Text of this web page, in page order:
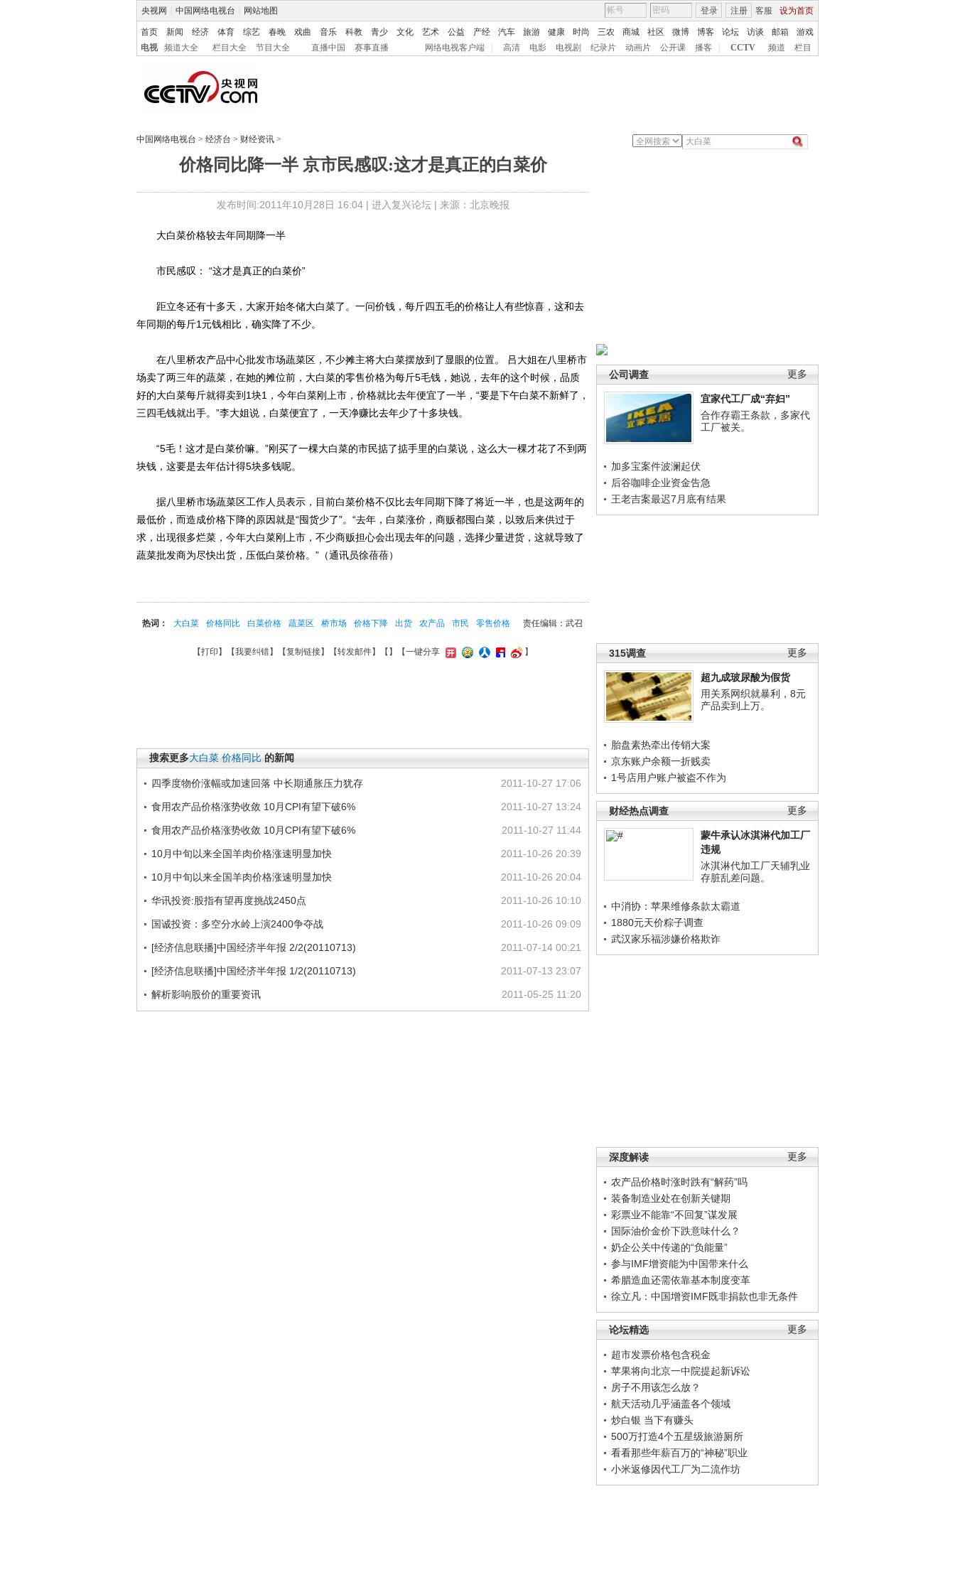
央视网 中国网络电视台 网站地图 客服 设为首页
登录 注册
首页 新闻 经济 体育 综艺 春晚 戏曲 音乐 科教 青少 文化 艺术 公益 产经 汽车 旅游 健康 时尚 三农 商城 社区 微博 博客 论坛 访谈 邮箱
游戏
电视
频道大全 栏目大全 节目大全 直播中国 赛事直播 网络电视客户端 高清 电影 电视剧 纪录片 动画片 公开课 播客 CCTV 频道 栏目
中国网络电视台 > 经济台 > 财经资讯 >
价格同比降一半 京市民感叹:这才是真正的白菜价
发布时间:2011年10月28日 16:04 | 进入复兴论坛| 来源：北京晚报
更多
公司调查
宜家代工厂成“弃妇”
合作存霸王条款，多家代
工厂被关。
加多宝案件波澜起伏
后谷咖啡企业资金告急
王老吉案最迟7月底有结果
更多
315调查
超九成玻尿酸为假货
用关系网织就暴利，8元
产品卖到上万。
胎盘素热牵出传销大案
京东账户余额一折贱卖
1号店用户账户被盗不作为
更多
财经热点调查
蒙牛承认冰淇淋代加工厂
违规
冰淇淋代加工厂天辅乳业
存脏乱差问题。
中消协：苹果维修条款太霸道
1880元天价粽子调查
武汉家乐福涉嫌价格欺诈
更多
深度解读
农产品价格时涨时跌有“解药”吗
装备制造业处在创新关键期
彩票业不能靠“不回复”谋发展
国际油价金价下跌意味什么？
奶企公关中传递的“负能量”
参与IMF增资能为中国带来什么
希腊造血还需依靠基本制度变革
徐立凡：中国增资IMF既非捐款也非无条件
更多
论坛精选
超市发票价格包含税金
苹果将向北京一中院提起新诉讼
房子不用该怎么放？
航天活动几乎涵盖各个领域
炒白银 当下有赚头
500万打造4个五星级旅游厕所
看看那些年薪百万的“神秘”职业
小米返修因代工厂为二流作坊
大白菜价格较去年同期降一半
市民感叹： “这才是真正的白菜价”
距立冬还有十多天，大家开始冬储大白菜了。一问价钱，每斤四五毛的价格让人有些惊喜，这和去
年同期的每斤1元钱相比，确实降了不少。
在八里桥农产品中心批发市场蔬菜区，不少摊主将大白菜摆放到了显眼的位置。 吕大姐在八里桥市
场卖了两三年的蔬菜，在她的摊位前，大白菜的零售价格为每斤5毛钱，她说，去年的这个时候，品质
好的大白菜每斤就得卖到1块1，今年白菜刚上市，价格就比去年便宜了一半，“要是下午白菜不新鲜了，
三四毛钱就出手。”李大姐说，白菜便宜了，一天净赚比去年少了十多块钱。
“5毛！这才是白菜价嘛。”刚买了一棵大白菜的市民掂了掂手里的白菜说，这么大一棵才花了不到两
块钱，这要是去年估计得5块多钱呢。
据八里桥市场蔬菜区工作人员表示，目前白菜价格不仅比去年同期下降了将近一半，也是这两年的
最低价，而造成价格下降的原因就是“囤货少了”。“去年，白菜涨价，商贩都囤白菜，以致后来供过于
求，出现很多烂菜，今年大白菜刚上市，不少商贩担心会出现去年的问题，选择少量进货，这就导致了
蔬菜批发商为尽快出货，压低白菜价格。”（通讯员徐蓓蓓）
责任编辑：武召
热词： 大白菜 价格同比 白菜价格 蔬菜区 桥市场 价格下降 出货 农产品 市民 零售价格
【打印 】【我要纠错】【复制链接】【转发邮件】【 】 【一键分享 】
搜索更多大白菜 价格同比 的新闻
2011-10-27 17:06
四季度物价涨幅或加速回落 中长期通胀压力犹存
2011-10-27 13:24
食用农产品价格涨势收敛 10月CPI有望下破6%
2011-10-27 11:44
食用农产品价格涨势收敛 10月CPI有望下破6%
2011-10-26 20:39
10月中旬以来全国羊肉价格涨速明显加快
2011-10-26 20:04
10月中旬以来全国羊肉价格涨速明显加快
2011-10-26 10:10
华讯投资:股指有望再度挑战2450点
2011-10-26 09:09
国诚投资：多空分水岭上演2400争夺战
2011-07-14 00:21
[经济信息联播]中国经济半年报 2/2(20110713)
2011-07-13 23:07
[经济信息联播]中国经济半年报 1/2(20110713)
2011-05-25 11:20
解析影响股价的重要资讯